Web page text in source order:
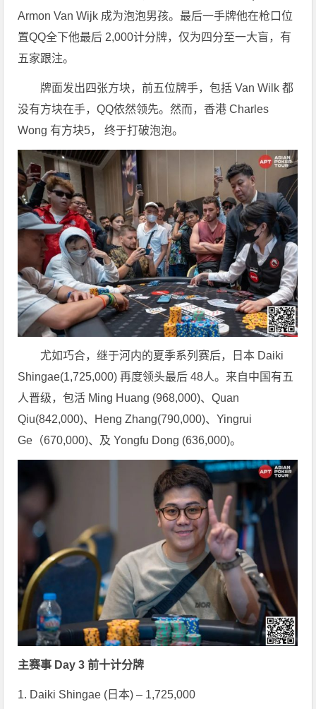
Armon Van Wijk 成为泡泡男孩。最后一手牌他在枪口位
置QQ全下他最后 2,000计分牌，仅为四分至一大盲，有
五家跟注。
牌面发出四张方块，前五位牌手，包括 Van Wilk 都
没有方块在手，QQ依然领先。然而，香港 Charles
Wong 有方块5， 终于打破泡泡。
尤如巧合，继于河内的夏季系列赛后，日本 Daiki
Shingae(1,725,000) 再度领头最后 48人。来自中国有五
人晋级，包活 Ming Huang (968,000)、Quan
Qiu(842,000)、Heng Zhang(790,000)、Yingrui
Ge（670,000)、及 Yongfu Dong (636,000)。
主赛事 Day 3 前十计分牌
1. Daiki Shingae (日本) – 1,725,000